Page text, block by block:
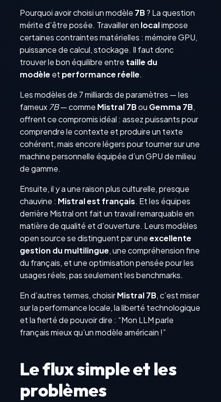
Pourquoi avoir choisi un modèle 7B? La question
mérite d’être posée. Travailler en localimpose
certaines contraintes matérielles : mémoire GPU,
puissance de calcul, stockage. Il faut donc
trouver le bon équilibre entre taille du
modèle et performance réelle.
Les modèles de 7 milliards de paramètres — les
fameux7B— comme Mistral 7Bou Gemma 7B,
offrent ce compromis idéal : assez puissants pour
comprendre le contexte et produire un texte
cohérent, mais encore légers pour tourner sur une
machine personnelle équipée d’un GPU de milieu
de gamme.
Ensuite, il y a une raison plus culturelle, presque
chauvine : Mistral est français. Et les équipes
derrière Mistral ont fait un travail remarquable en
matière de qualité et d’ouverture. Leurs modèles
open source se distinguent par uneexcellente
gestion du multilingue, une compréhension fine
du français, et une optimisation pensée pour les
usages réels, pas seulement les benchmarks.
En d’autres termes, choisirMistral 7B, c’est miser
sur la performance locale, la liberté technologique
et la fierté de pouvoir dire : “Mon LLM parle
français mieux qu’un modèle américain !”
Le flux simple et les
problèmes